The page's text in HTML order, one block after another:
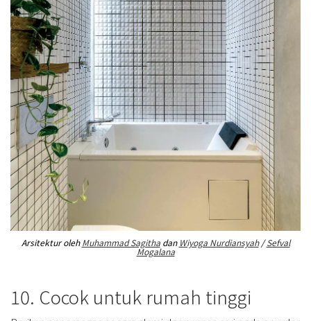
Arsitektur olehMuhammad Sagithadan Wiyoga Nurdiansyah/Sefval
Mogalana
10. Cocok untuk rumah tinggi